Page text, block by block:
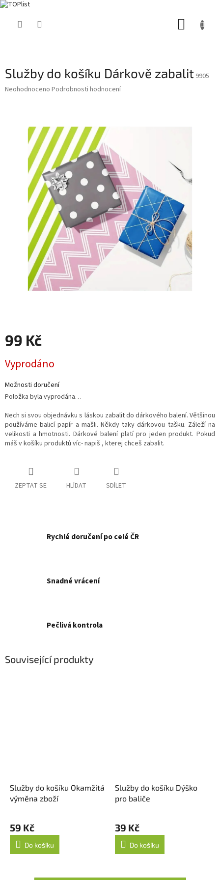
Služby do košíku Dárkově zabalit 9905
Průměrné
hvězdiček.
Neohodnoceno Podrobnosti hodnocení
99 Kč
cena:
Vyprodáno
Možnosti doručení
Položka byla vyprodána…
Nech si svou objednávku s láskou zabalit do dárkového balení. Většinou
používáme balicí papír a mašli. Někdy taky dárkovou tašku. Záleží na
velikosti a hmotnosti. Dárkové balení platí pro jeden produkt. Pokud
máš v košíku produktů víc- napiš , kterej chceš zabalit.
ZEPTAT SE HLÍDAT SDÍLET
Rychlé doručení po celé ČR
Snadné vrácení
Pečlivá kontrola
Související produkty
Služby do košíku Okamžitá
výměna zboží
59 Kč
Do košíku
Služby do košíku Dýško
pro baliče
39 Kč
Do košíku